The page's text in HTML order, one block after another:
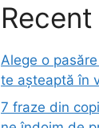
Alege o
te așteaptă în
7 fraze din